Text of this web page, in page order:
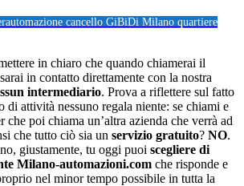
automazione cancello GiBiDi Milano quartiere
in chiaro che quando chiamerai il
sarai in contatto direttamente con la nostra
intermediario. Prova a riflettere sul fatto
di attività nessuno regala niente: se chiami e
che poi chiama un’altra azienda che verrà ad
che tutto ciò sia un servizio gratuito? NO.
giustamente, tu oggi puoi scegliere di
Milano-automazioni.com che risponde e
nel minor tempo possibile in tutta la